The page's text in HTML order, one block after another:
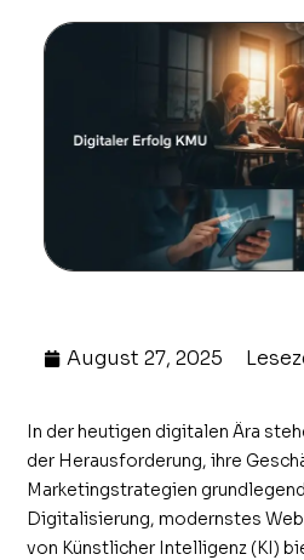
August 27, 2025
In der heutigen digitalen Ära
der Herausforderung, ihre
Marketingstrategien
Digitalisierung, modernstes
von Künstlicher Intelligenz (KI)